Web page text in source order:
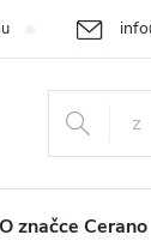
+420
Cenová
O značce Cerano